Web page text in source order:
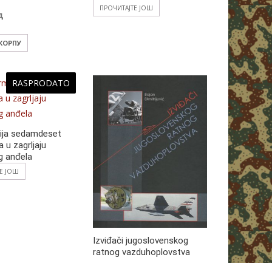
ПРОЧИТАЈТЕ ЈОШ
RASPRODATO
sedamdeset
u zagrljaju
anđela
ЈОШ
Izviđači jugoslovenskog
ratnog vazduhoplovstva